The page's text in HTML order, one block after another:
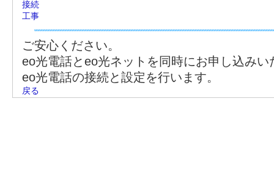
接続
工事
ご安心ください。
eo光電話とeo光ネットを同時にお申し込み
eo光電話の接続と設定を行います。
戻る